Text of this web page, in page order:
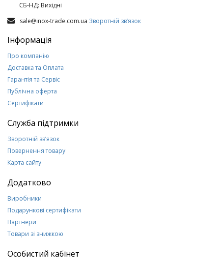
СБ-НД: Вихiднi
sale@inox-trade.com.ua Зворотній зв’язок
Інформація
Про компанію
Доставка та Оплата
Гарантія та Сервіс
Публічна оферта
Сертифікати
Служба підтримки
Зворотній зв’язок
Повернення товару
Карта сайту
Додатково
Виробники
Подарункові сертифікати
Партнери
Товари зі знижкою
Особистий кабінет